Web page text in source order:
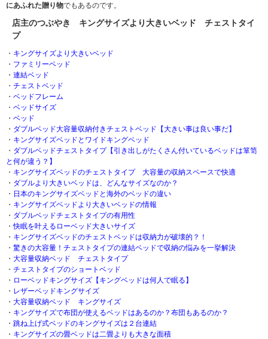
にあふれた贈り物でもあるのです。
店主のつぶやき キングサイズより大きいベッド チェストタイ
プ
・ キングサイズより大きいベッド
・ ファミリーベッド
・ 連結ベッド
・ チェストベッド
・ ベッドフレーム
・ ベッドサイズ
・ ベッド
・ ダブルベッド大容量収納付きチェストベッド【大きい事は良い事だ】
・ キングサイズベッドとワイドキングベッド
・ ダブルベッドチェストタイプ【引き出しがたくさん付いているベッドは箪笥
と何が違う？】
・ キングサイズベッドのチェストタイプ 大容量の収納スペースで快適
・ ダブルより大きいベッドは、どんなサイズなのか？
・ 日本のキングサイズベッドと海外のベッドの違い
・ キングサイズベッドより大きいベッドの情報
・ ダブルベッドチェストタイプの有用性
・快眠を叶えるローベッド大きいサイズ
・ キングサイズベッドのチェストベッドは収納力が破壊的？！
・ 驚きの大容量！チェストタイプの連結ベッドで収納の悩みを一挙解決
・ 大容量収納ベッド チェストタイプ
・ チェストタイプのショートベッド
・ ローベッドキングサイズ【キングベッドは何人で眠る】
・ レザーベッドキングサイズ
・ 大容量収納ベッド キングサイズ
・ キングサイズで布団が使えるベッドはあるのか？布団もあるのか？
・ 跳ね上げ式ベッドのキングサイズは２台連結
・ キングサイズの畳ベッドは二畳よりも大きな面積